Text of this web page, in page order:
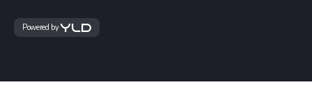
Powered by